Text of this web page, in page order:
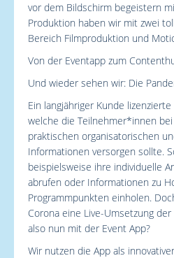
vor dem Bildschirm begeistern
Produktion haben wir mit zwei
Bereich Filmproduktion und
Von der Eventapp zum
Und wieder sehen wir: Die
Ein langjähriger Kunde
welche die Teilnehmer*innen
praktischen organisatorischen
Informationen versorgen sollte.
beispielsweise ihre individuelle
abrufen oder Informationen zu
Programmpunkten einholen.
Corona eine Live-Umsetzung
also nun mit der Event App?
Wir nutzen die App als